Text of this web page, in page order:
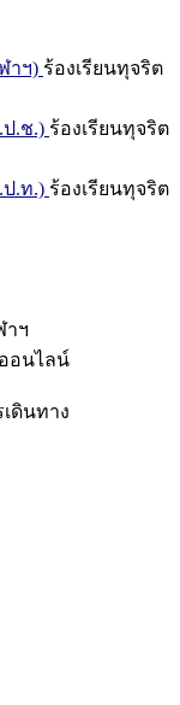
าฯ) ร้องเรียนทุจริต
.ช.) ร้องเรียนทุจริต
.ท.) ร้องเรียนทุจริต
าฯ
อนไลน์
ดินทาง